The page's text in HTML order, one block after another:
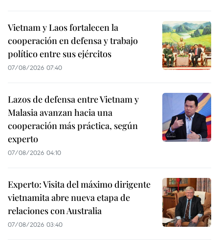
Vietnam y Laos fortalecen la
cooperación en defensa y trabajo
político entre sus ejércitos
07/08/2026 07:40
Lazos de defensa entre Vietnam y
Malasia avanzan hacia una
cooperación más práctica, según
experto
07/08/2026 04:10
Experto: Visita del máximo dirigente
vietnamita abre nueva etapa de
relaciones con Australia
07/08/2026 03:40